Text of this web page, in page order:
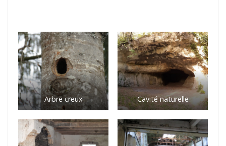
Arbre creux Cavité naturelle